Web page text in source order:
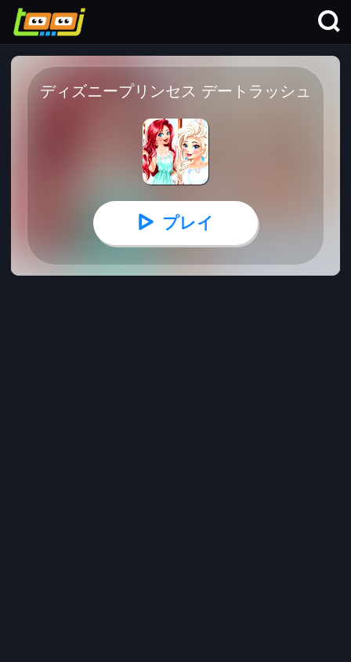
ディズニープリンセス デートラッシュ
プレイ
ディズニープリンセス デートラッシュ